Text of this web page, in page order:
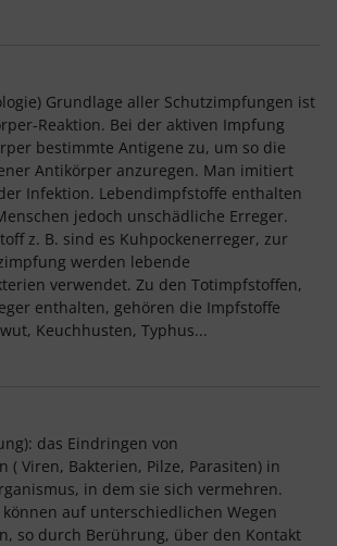
Grundlage aller Schutzimpfungen ist
Reaktion. Bei der aktiven Impfung
bestimmte Antigene zu, um so die
Antikörper anzuregen. Man imitiert
Infektion. Lebendimpfstoffe enthalten
jedoch unschädliche Erreger.
z. B. sind es Kuhpockenerreger, zur
werden lebende
verwendet. Zu den Totimpfstoffen,
enthalten, gehören die Impfstoffe
Keuchhusten, Typhus...
das Eindringen von
( Viren, Bakterien, Pilze, Parasiten) in
in dem sie sich vermehren.
auf unterschiedlichen Wegen
so durch Berührung, über den Kontakt